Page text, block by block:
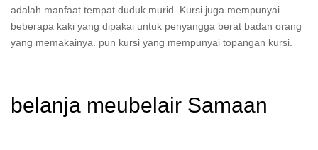
adalah manfaat tempat duduk murid. Kursi juga mempunyai
beberapa kaki yang dipakai untuk penyangga berat badan orang
yang memakainya. pun kursi yang mempunyai topangan kursi.
belanja meubelair Samaan